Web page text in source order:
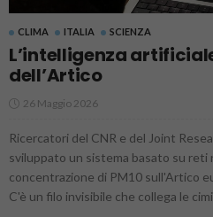
CLIMA ITALIA SCIENZA
L’intelligenza
dell’Artico
26 Maggio 2026
Ricercatori del CNR e del Joint
sviluppato un sistema basato su reti
concentrazione di PM10 sull'Artico
C'è un filo invisibile che collega le